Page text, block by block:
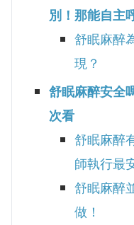
別！那能自主
舒眠麻醉
現？
舒眠麻醉安全
次看
舒眠麻醉
師執行最
舒眠麻醉
做！